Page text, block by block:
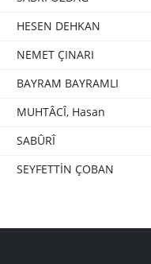
HESEN DEHKAN
NEMET ÇINARI
BAYRAM BAYRAMLI
MUHTÂCÎ, Hasan
SABÛRÎ
SEYFETTİN ÇOBAN